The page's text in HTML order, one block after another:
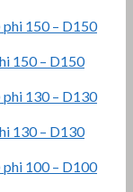
150 – D150
130 – D130